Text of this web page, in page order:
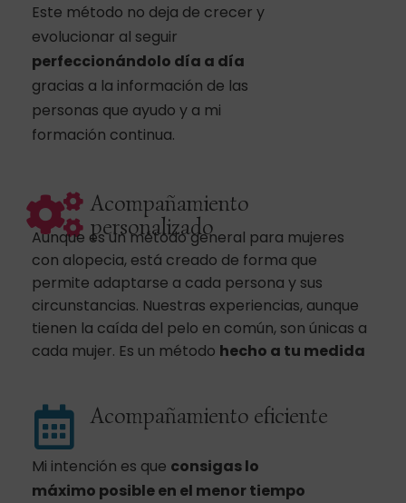
Este método no deja de crecer y
evolucionar al seguir
perfeccionándolo día a día
gracias a la información de las
personas que ayudo y a mi
formación continua.
Acompañamiento
personalizado
Aunque es un método general para mujeres
con alopecia, está creado de forma que
permite adaptarse a cada persona y sus
circunstancias. Nuestras experiencias, aunque
tienen la caída del pelo en común, son únicas a
cada mujer. Es un método hecho a tu medida
Acompañamiento eficiente
Mi intención es que consigas lo
máximo posibleen el menor tiempo